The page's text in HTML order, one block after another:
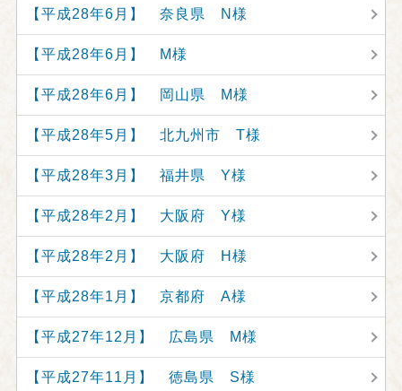
【平成28年6月】 奈良県 N様
【平成28年6月】 M様
【平成28年6月】 岡山県 M様
【平成28年5月】 北九州市 T様
【平成28年3月】 福井県 Y様
【平成28年2月】 大阪府 Y様
【平成28年2月】 大阪府 H様
【平成28年1月】 京都府 A様
【平成27年12月】 広島県 M様
【平成27年11月】 徳島県 S様